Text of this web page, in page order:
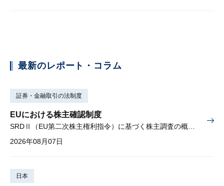
最新のレポート・コラム
証券・金融取引の法制度
EUにおける株主確認制度
2026年08月07日
日本